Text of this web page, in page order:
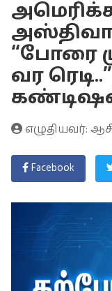
“போரை
வர
எழுதியவர்:
Facebook